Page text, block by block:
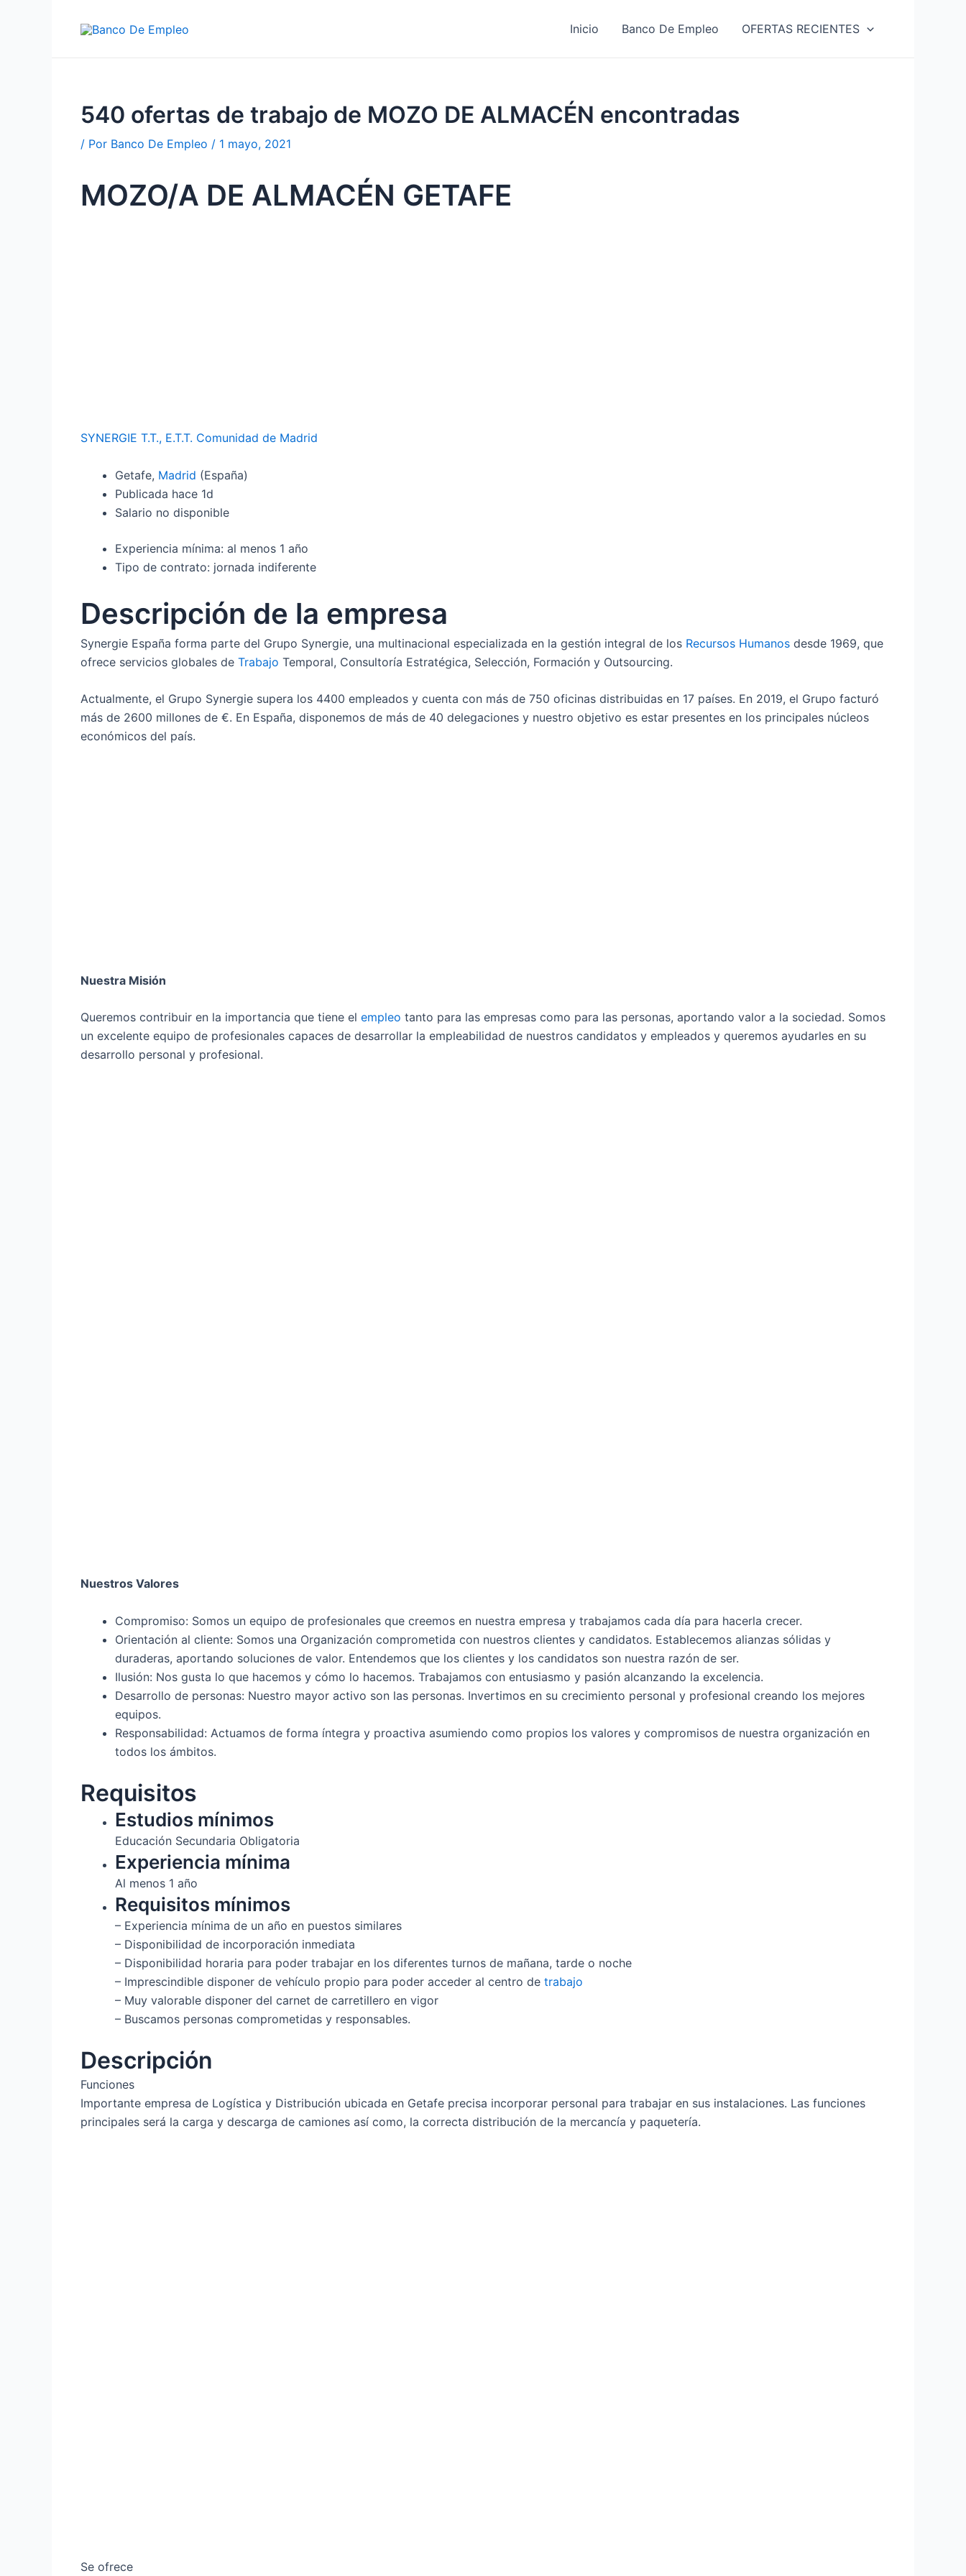
Inicio Banco De Empleo OFERTAS RECIENTES
540 ofertas de trabajo de MOZO DE ALMACÉN encontradas
/ Por Banco De Empleo / 1 mayo, 2021
MOZO/A DE ALMACÉN GETAFE
SYNERGIE T.T., E.T.T. Comunidad de Madrid
Getafe, Madrid (España)
Publicada hace 1d
Salario no disponible
Experiencia mínima: al menos 1 año
Tipo de contrato: jornada indiferente
Descripción de la empresa
Synergie España forma parte del Grupo Synergie, una multinacional especializada en la gestión integral de los Recursos Humanos desde 1969, que
ofrece servicios globales de Trabajo Temporal, Consultoría Estratégica, Selección, Formación y Outsourcing.
Actualmente, el Grupo Synergie supera los 4400 empleados y cuenta con más de 750 oficinas distribuidas en 17 países. En 2019, el Grupo facturó
más de 2600 millones de €. En España, disponemos de más de 40 delegaciones y nuestro objetivo es estar presentes en los principales núcleos
económicos del país.
Nuestra Misión
Queremos contribuir en la importancia que tiene el empleo tanto para las empresas como para las personas, aportando valor a la sociedad. Somos
un excelente equipo de profesionales capaces de desarrollar la empleabilidad de nuestros candidatos y empleados y queremos ayudarles en su
desarrollo personal y profesional.
Nuestros Valores
Compromiso: Somos un equipo de profesionales que creemos en nuestra empresa y trabajamos cada día para hacerla crecer.
Orientación al cliente: Somos una Organización comprometida con nuestros clientes y candidatos. Establecemos alianzas sólidas y
duraderas, aportando soluciones de valor. Entendemos que los clientes y los candidatos son nuestra razón de ser.
Ilusión: Nos gusta lo que hacemos y cómo lo hacemos. Trabajamos con entusiasmo y pasión alcanzando la excelencia.
Desarrollo de personas: Nuestro mayor activo son las personas. Invertimos en su crecimiento personal y profesional creando los mejores
equipos.
Responsabilidad: Actuamos de forma íntegra y proactiva asumiendo como propios los valores y compromisos de nuestra organización en
todos los ámbitos.
Requisitos
Estudios mínimos
Educación Secundaria Obligatoria
Experiencia mínima
Al menos 1 año
Requisitos mínimos
– Experiencia mínima de un año en puestos similares
– Disponibilidad de incorporación inmediata
– Disponibilidad horaria para poder trabajar en los diferentes turnos de mañana, tarde o noche
– Imprescindible disponer de vehículo propio para poder acceder al centro de trabajo
– Muy valorable disponer del carnet de carretillero en vigor
– Buscamos personas comprometidas y responsables.
Descripción
Funciones
Importante empresa de Logística y Distribución ubicada en Getafe precisa incorporar personal para trabajar en sus instalaciones. Las funciones
principales será la carga y descarga de camiones así como, la correcta distribución de la mercancía y paquetería.
Se ofrece